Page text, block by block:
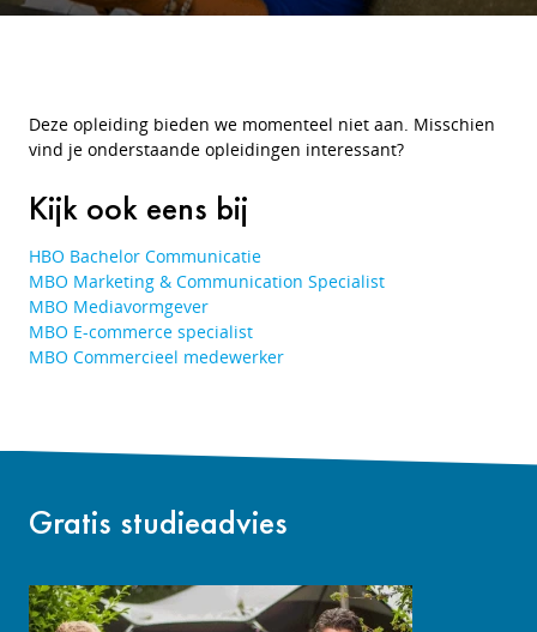
Deze opleiding bieden we momenteel niet aan. Misschien
vind je onderstaande opleidingen interessant?
Kijk ook eens bij
HBO Bachelor Communicatie
MBO Marketing & Communication Specialist
MBO Mediavormgever
MBO E-commerce specialist
MBO Commercieel medewerker
Gratis studieadvies